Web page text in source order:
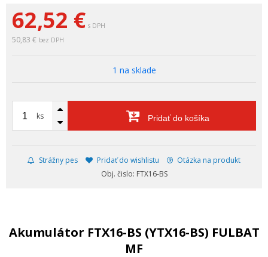
62,52 € s DPH
50,83 € bez DPH
1 na sklade
ks Pridať do košíka
Strážny pes Pridať do wishlistu
Otázka na produkt
Obj. čislo: FTX16-BS
Akumulátor FTX16-BS (YTX16-BS) FULBAT
MF